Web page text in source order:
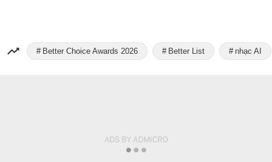
Better Choice Awards 2026 Better List nhạc AI